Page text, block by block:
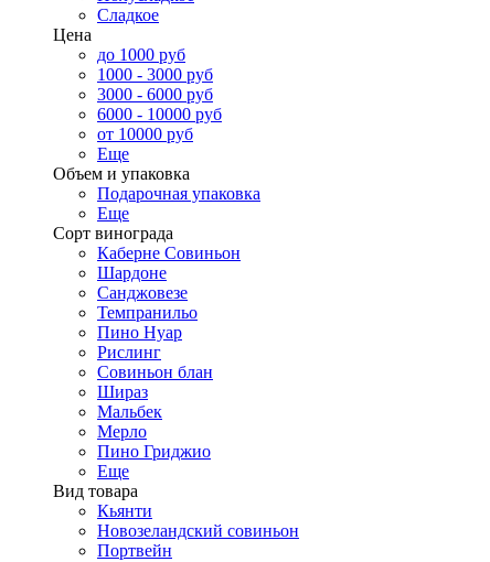
Сладкое
Цена
до 1000 руб
1000 - 3000 руб
3000 - 6000 руб
6000 - 10000 руб
от 10000 руб
Еще
Объем и упаковка
Подарочная упаковка
Еще
Сорт винограда
Каберне Совиньон
Шардоне
Санджовезе
Темпранильо
Пино Нуар
Рислинг
Совиньон блан
Шираз
Мальбек
Мерло
Пино Гриджио
Еще
Вид товара
Кьянти
Новозеландский совиньон
Портвейн